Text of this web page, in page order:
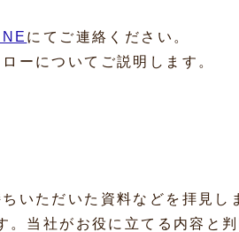
にてご連絡ください。
ーについてご説明します。
いただいた資料などを拝見し
当社がお役に立てる内容と判